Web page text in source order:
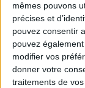
mêmes pouvons
précises et
pouvez consentir
pouvez
modifier vos
donner votre
traitements de